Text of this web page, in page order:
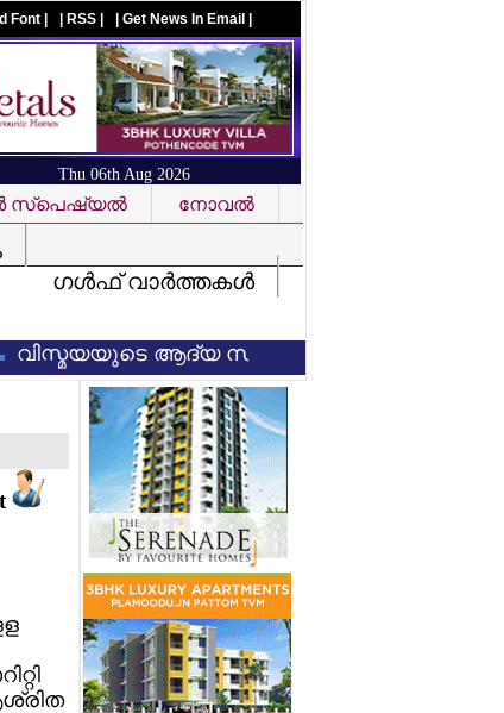
Font | | RSS | | Get News In Email |
Thu 06th Aug 2026
സ്‌പെഷ്യല്‍
നോവല്‍
ഗള്‍ഫ് വാര്‍ത്തകള്‍
ആദ്യ സിനിമ കണ്ട ശേഷം